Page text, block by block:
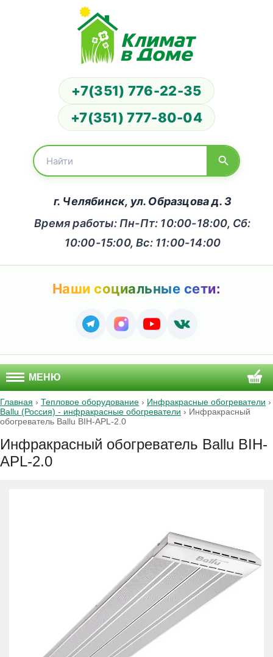
+7(351) 776-22-35
+7(351) 777-80-04
г. Челябинск, ул. Образцова д. 3
Время работы: Пн-Пт: 10:00-18:00, Сб:
10:00-15:00, Вс: 11:00-14:00
Наши социальные сети:
МЕНЮ
Главная › Тепловое оборудование › Инфракрасные обогреватели ›
Ballu (Россия) - инфракрасные обогреватели › Инфракрасный
обогреватель Ballu BIH-APL-2.0
Инфракрасный обогреватель Ballu BIH-
APL-2.0